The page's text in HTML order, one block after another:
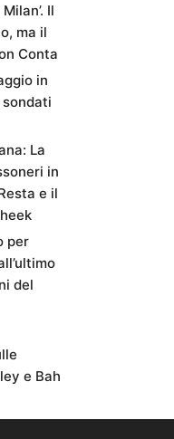
Il
ma il
Conta
in
La
in
e il
per
del
e Bah